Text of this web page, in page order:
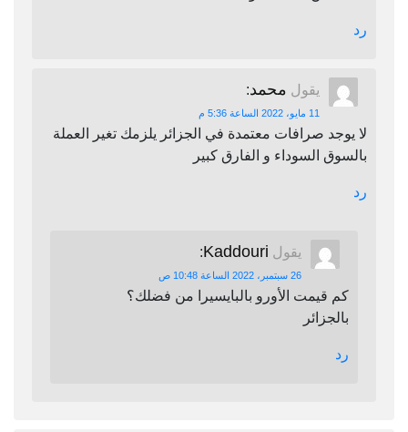
رد
يقول محمد:
11 مايو، 2022 الساعة 5:36 م
لا يوجد صرافات معتمدة في الجزائر يلزمك تغير العملة
بالسوق السوداء و الفارق كبير
رد
يقول Kaddouri
:
26 سبتمبر، 2022 الساعة 10:48 ص
كم قيمت الأورو بالبايسيرا من فضلك؟
بالجزائر
رد